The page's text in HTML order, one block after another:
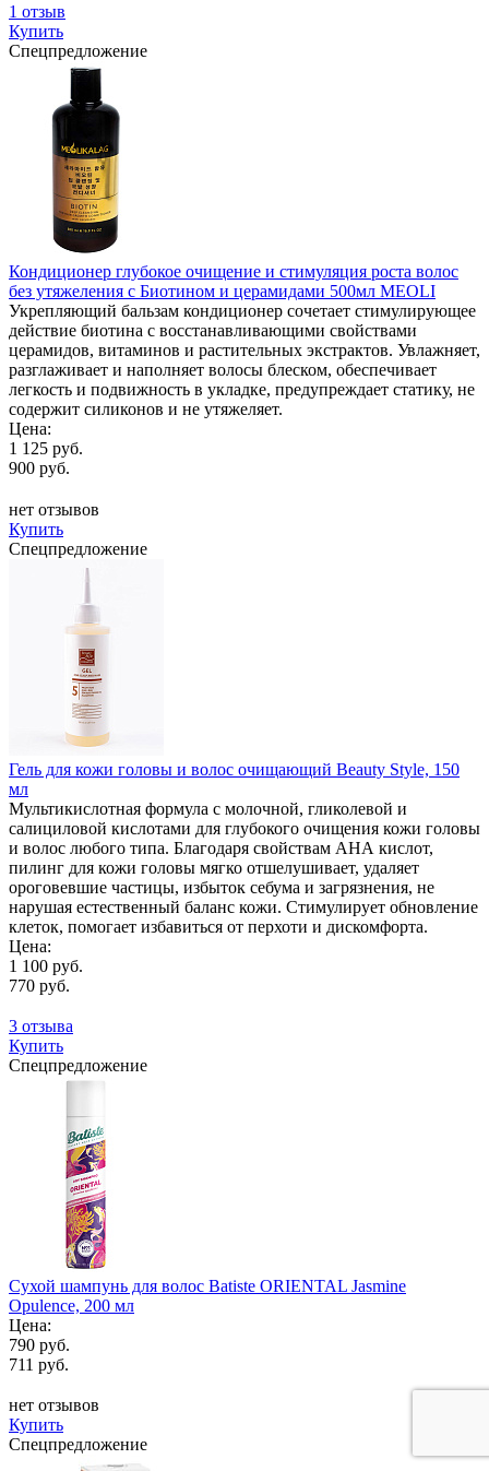
1 отзыв
Купить
Спецпредложение
Кондиционер глубокое очищение и стимуляция роста волос
без утяжеления с Биотином и церамидами 500мл MEOLI
Укрепляющий бальзам кондиционер сочетает стимулирующее
действие биотина с восстанавливающими свойствами
церамидов, витаминов и растительных экстрактов. Увлажняет,
разглаживает и наполняет волосы блеском, обеспечивает
легкость и подвижность в укладке, предупреждает статику, не
содержит силиконов и не утяжеляет.
Цена:
1 125 руб.
900 руб.
нет отзывов
Купить
Спецпредложение
Гель для кожи головы и волос очищающий Beauty Style, 150
мл
Мультикислотная формула с молочной, гликолевой и
салициловой кислотами для глубокого очищения кожи головы
и волос любого типа. Благодаря свойствам АНА кислот,
пилинг для кожи головы мягко отшелушивает, удаляет
ороговевшие частицы, избыток себума и загрязнения, не
нарушая естественный баланс кожи. Стимулирует обновление
клеток, помогает избавиться от перхоти и дискомфорта.
Цена:
1 100 руб.
770 руб.
3 отзыва
Купить
Спецпредложение
Сухой шампунь для волос Batiste ORIENTAL Jasmine
Opulence, 200 мл
Цена:
790 руб.
711 руб.
нет отзывов
Купить
Спецпредложение